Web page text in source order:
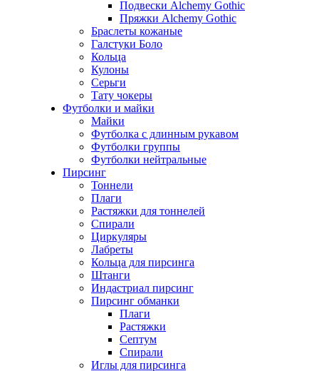
Подвески Alchemy Gothic
Пряжки Alchemy Gothic
Браслеты кожаные
Галстуки Боло
Кольца
Кулоны
Серьги
Тату чокеры
Футболки и майки
Майки
Футболка с длинным рукавом
Футболки группы
Футболки нейтральные
Пирсинг
Тоннели
Плаги
Растяжки для тоннелей
Спирали
Циркуляры
Лабреты
Кольца для пирсинга
Штанги
Индастриал пирсинг
Пирсинг обманки
Плаги
Растяжки
Септум
Спирали
Иглы для пирсинга